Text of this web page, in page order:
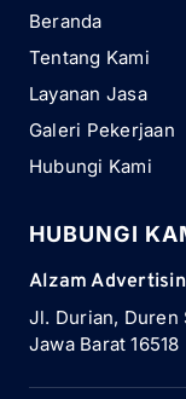
Beranda
Tentang Kami
Layanan Jasa
Galeri Pekerjaan
Hubungi Kami
HUBUNGI
Alzam
Jl. Durian, Duren
Jawa Barat 16518